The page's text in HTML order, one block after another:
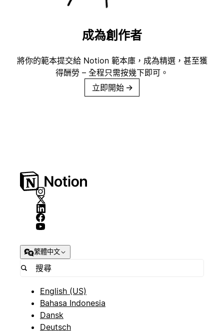
成為創作者
將你的範本提交給 Notion 範本庫，成為精選，甚至獲
得酬勞 – 全程只需按幾下即可。
立即開始 →
繁體中文
English (US)
Bahasa Indonesia
Dansk
Deutsch